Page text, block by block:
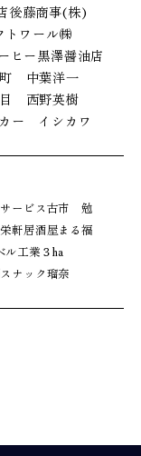
後藤商事(株)
トワール㈱
ヒー黒澤醤油店
中葉洋一
西野英樹
ー イシカワ
ービス古市 勉
軒居酒屋まる福
ル工業 ３ha
スナック瑠奈